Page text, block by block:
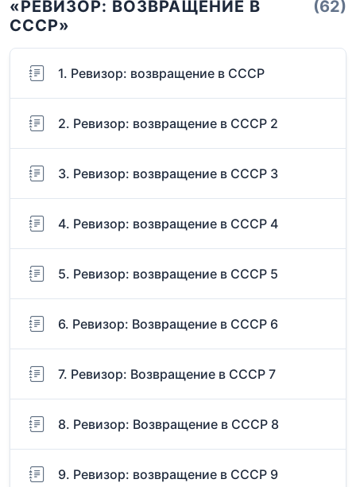
«РЕВИЗОР: ВОЗВРАЩЕНИЕ В
СССР»
(62)
1. Ревизор: возвращение в СССР
2. Ревизор: возвращение в СССР 2
3. Ревизор: возвращение в СССР 3
4. Ревизор: возвращение в СССР 4
5. Ревизор: возвращение в СССР 5
6. Ревизор: Возвращение в СССР 6
7. Ревизор: Возвращение в СССР 7
8. Ревизор: Возвращение в СССР 8
9. Ревизор: возвращение в СССР 9